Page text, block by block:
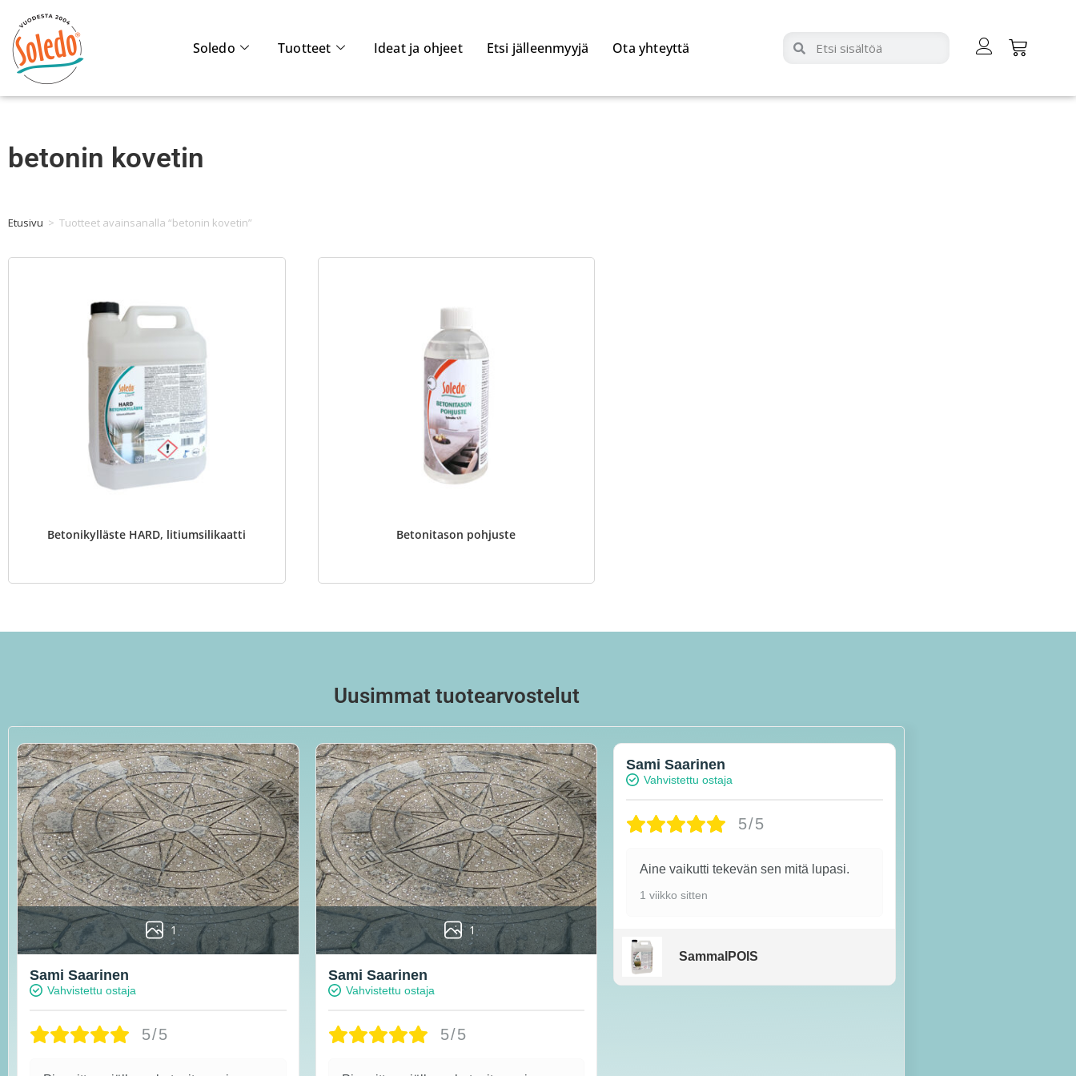
Soledo Tuotteet Ideat ja ohjeet Etsi jälleenmyyjä Ota yhteyttä
betonin kovetin
Etusivu > Tuotteet avainsanalla “betonin kovetin”
Betonikylläste HARD, litiumsilikaatti Betonitason pohjuste
Uusimmat tuotearvostelut
1
Sami Saarinen
Vahvistettu ostaja
5/5
1
Sami Saarinen
Vahvistettu ostaja
5/5
Sami Saarinen
Vahvistettu ostaja
5/5
Aine vaikutti tekevän sen mitä lupasi.
1 viikko sitten
SammalPOIS